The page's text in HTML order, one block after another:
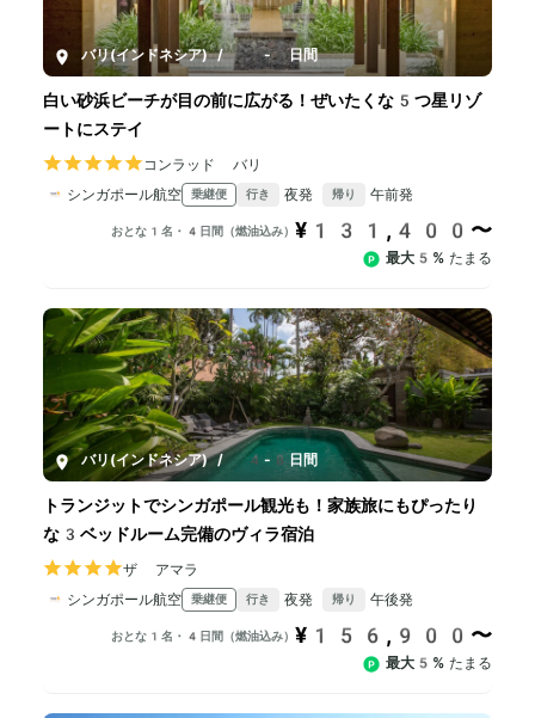
バリ(インドネシア) / 4-8日間
白い砂浜ビーチが目の前に広がる！ぜいたくな5つ星リゾ
ートにステイ
コンラッド バリ
シンガポール航空
乗継便 行き 夜発 帰り 午前発
おとな1名・4日間（燃油込み） ¥131,400〜
最大5% たまる
バリ(インドネシア) / 4-8日間
トランジットでシンガポール観光も！家族旅にもぴったり
な3ベッドルーム完備のヴィラ宿泊
ザ アマラ
シンガポール航空
乗継便 行き 夜発 帰り 午後発
おとな1名・4日間（燃油込み） ¥156,900〜
最大5% たまる